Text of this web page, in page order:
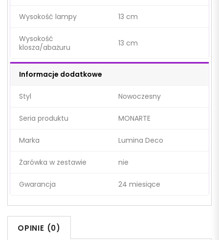
Wysokość lampy 13 cm
Wysokość
klosza/abażuru
13 cm
Informacje dodatkowe
Styl Nowoczesny
Seria produktu MONARTE
Marka Lumina Deco
Żarówka w zestawie nie
Gwarancja 24 miesiące
OPINIE (0)